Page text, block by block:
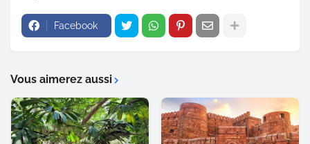
Facebook
Vous aimerez aussi